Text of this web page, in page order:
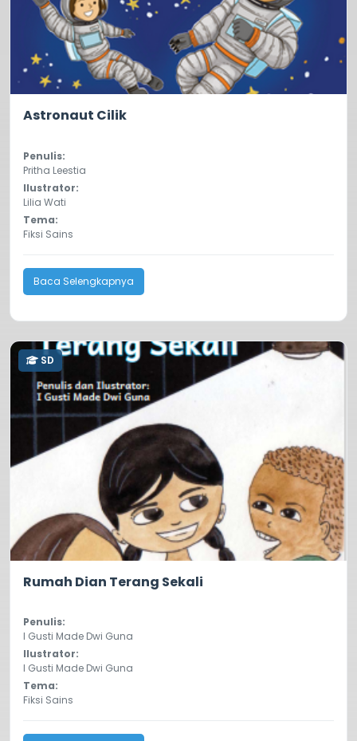
Astronaut Cilik
Penulis:
Pritha Leestia
Ilustrator:
Lilia Wati
Tema:
Fiksi Sains
Baca Selengkapnya
SD
Rumah Dian Terang Sekali
Penulis:
I Gusti Made Dwi Guna
Ilustrator:
I Gusti Made Dwi Guna
Tema:
Fiksi Sains